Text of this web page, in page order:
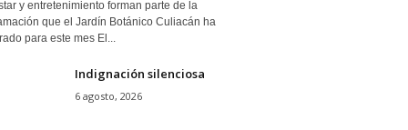
y entretenimiento forman parte de la
que el Jardín Botánico Culiacán ha
para este mes El...
Indignación silenciosa
6 agosto, 2026